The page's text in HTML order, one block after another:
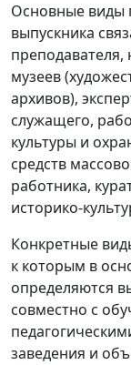
Основные виды
выпускника
преподавателя,
музеев
архивов),
служащего,
культуры и
средств
работника,
историко-
Конкретные
к которым в
определяются
совместно с
заведения и